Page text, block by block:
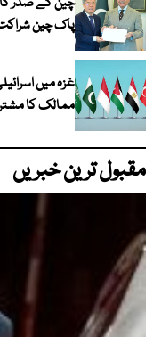
پاک چین
ممالک کا
مقبول ترین خبریں